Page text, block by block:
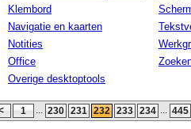
Klembord
Navigatie en kaarten
Notities
Office
Overige desktoptools
1 ... 230 231 232 233 234 ... 445